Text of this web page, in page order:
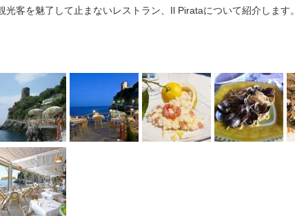
光客を魅了して止まないレストラン、Il Pirataについて紹介します。